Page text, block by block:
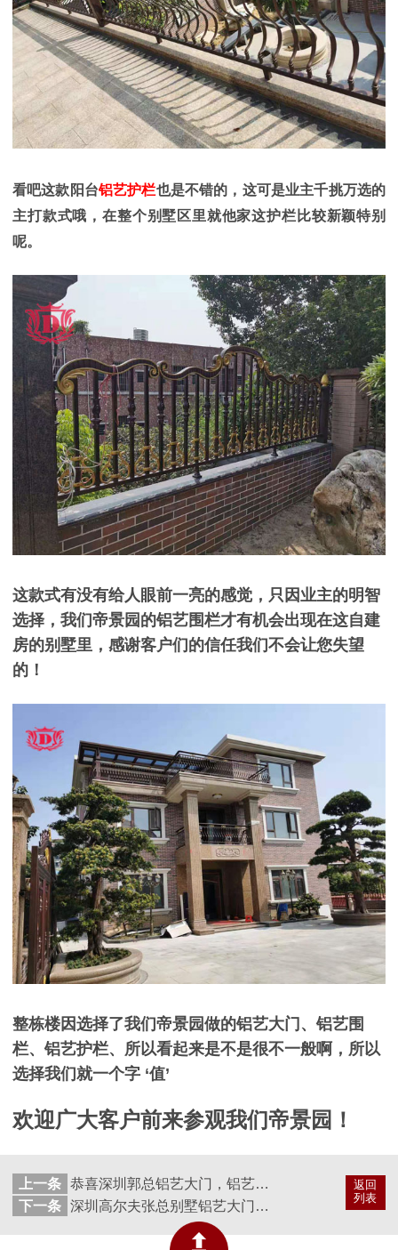
看吧这款阳台铝艺护栏也是不错的，这可是业主千挑万选的
主打款式哦，在整个别墅区里就他家这护栏比较新颖特别
呢。
这款式有没有给人眼前一亮的感觉，只因业主的明智
选择，我们帝景园的铝艺围栏才有机会出现在这自建
房的别墅里，感谢客户们的信任我们不会让您失望
的！
整栋楼因选择了我们帝景园做的铝艺大门、铝艺围
栏、铝艺护栏、所以看起来是不是很不一般啊，所以
选择我们就一个字 ‘值’
欢迎广大客户前来参观我们帝景园！
返回
列表
上一条
恭喜深圳郭总铝艺大门，铝艺围栏选择帝景园铝艺产品，安装完工！
下一条
深圳高尔夫张总别墅铝艺大门、铝艺护栏智慧选择帝景园护外铝艺产品